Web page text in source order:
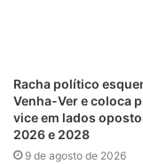
Racha político
Venha-Ver e coloca
vice em lados
2026 e 2028
9 de agosto de 2026